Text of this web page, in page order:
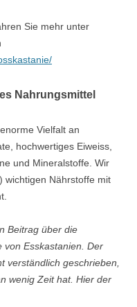
Sie mehr unter
Nahrungsmittel
Vielfalt an
hochwertiges Eiweiss,
und Mineralstoffe. Wir
wichtigen Nährstoffe mit
Beitrag über die
von Esskastanien. Der
verständlich geschrieben,
wenig Zeit hat. Hier der